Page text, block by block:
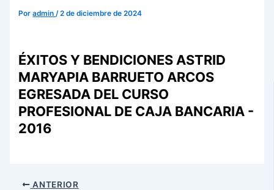
Poradmin/2 de diciembre de 2024
ÉXITOS Y BENDICIONES ASTRID
MARYAPIA BARRUETO ARCOS
EGRESADA DEL CURSO
PROFESIONAL DE CAJA BANCARIA -
2016
ANTERIOR